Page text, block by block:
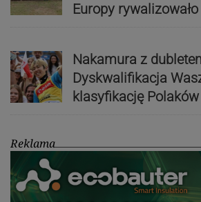
Europy
Nakamura z
Dyskwalifikacja
klasyfikację Polaków
Reklama